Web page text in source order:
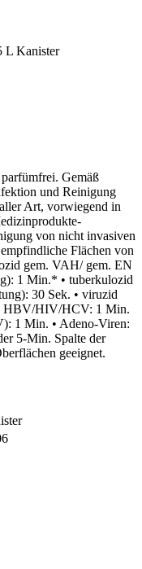
Gemäß
und Reinigung
Art, vorwiegend in
von nicht invasiven
Flächen von
gem. VAH/ gem. EN
1 Min.* • tuberkulozid
30 Sek. • viruzid
HBV/HIV/HCV: 1 Min.
1 Min. • Adeno-Viren:
5-Min. Spalte der
geeignet.